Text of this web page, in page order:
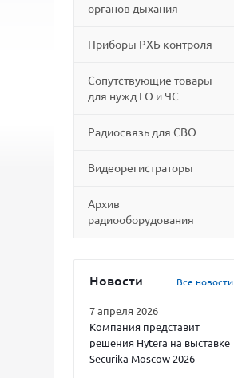
органов дыхания
Приборы РХБ контроля
Сопутствующие товары
для нужд ГО и ЧС
Радиосвязь для СВО
Видеорегистраторы
Архив
радиооборудования
Новости Все новости
7 апреля 2026
Компания представит
решения Hytera на выставке
Securika Moscow 2026